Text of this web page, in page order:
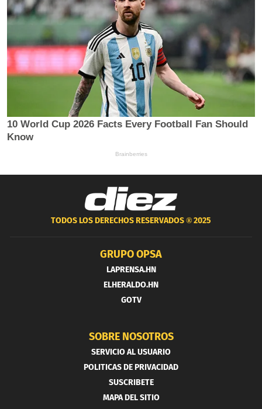
TODOS LOS DERECHOS RESERVADOS ®2025
GRUPO OPSA
LAPRENSA.HN
ELHERALDO.HN
GOTV
SOBRE NOSOTROS
SERVICIO AL USUARIO
POLITICAS DE PRIVACIDAD
SUSCRIBETE
MAPA DEL SITIO